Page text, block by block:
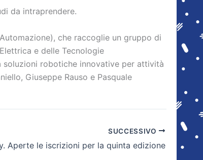
da intraprendere.
che raccoglie un gruppo di
e delle Tecnologie
soluzioni robotiche innovative per attività
Giuseppe Rauso e Pasquale
SUCCESSIVO
Aperte le iscrizioni per la quinta edizione